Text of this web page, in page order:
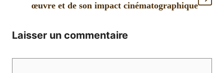
œuvre et de son impact cinématographique
Laisser un commentaire